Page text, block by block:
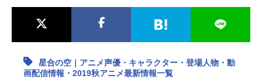
最新記事一覧
星合の空｜アニメ声優・キャラクター・登場人物・動
画配信情報・2019秋アニメ最新情報一覧